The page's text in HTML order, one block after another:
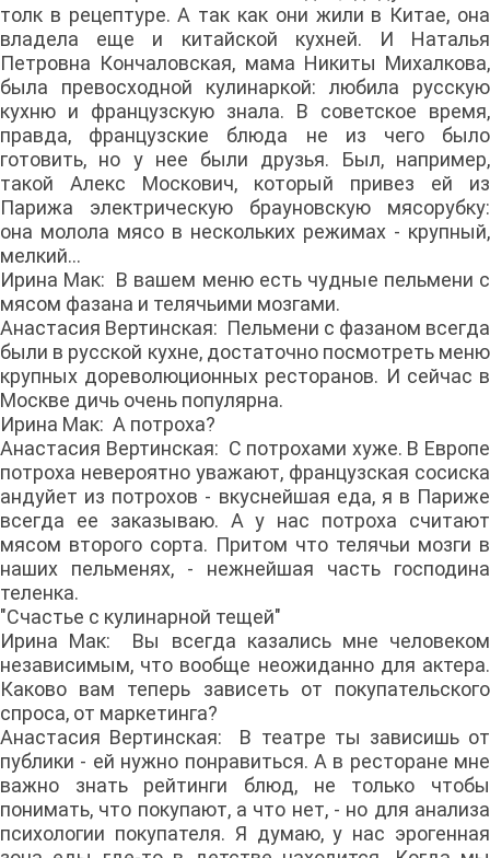
толк в рецептуре. А так как они жили в Китае, она
владела еще и китайской кухней. И Наталья
Петровна Кончаловская, мама Никиты Михалкова,
была превосходной кулинаркой: любила русскую
кухню и французскую знала. В советское время,
правда, французские блюда не из чего было
готовить, но у нее были друзья. Был, например,
такой Алекс Москович, который привез ей из
Парижа электрическую брауновскую мясорубку:
она молола мясо в нескольких режимах - крупный,
мелкий...
Ирина Мак: В вашем меню есть чудные пельмени с
мясом фазана и телячьими мозгами.
Анастасия Вертинская: Пельмени с фазаном всегда
были в русской кухне, достаточно посмотреть меню
крупных дореволюционных ресторанов. И сейчас в
Москве дичь очень популярна.
Ирина Мак: А потроха?
Анастасия Вертинская: С потрохами хуже. В Европе
потроха невероятно уважают, французская сосиска
андуйет из потрохов - вкуснейшая еда, я в Париже
всегда ее заказываю. А у нас потроха считают
мясом второго сорта. Притом что телячьи мозги в
наших пельменях, - нежнейшая часть господина
теленка.
"Счастье с кулинарной тещей"
Ирина Мак: Вы всегда казались мне человеком
независимым, что вообще неожиданно для актера.
Каково вам теперь зависеть от покупательского
спроса, от маркетинга?
Анастасия Вертинская: В театре ты зависишь от
публики - ей нужно понравиться. А в ресторане мне
важно знать рейтинги блюд, не только чтобы
понимать, что покупают, а что нет, - но для анализа
психологии покупателя. Я думаю, у нас эрогенная